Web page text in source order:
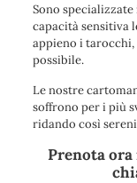
Sono
capacità sensitiva
appieno i
possibile.
Le nostre
soffrono per i più
ridando così
Prenota